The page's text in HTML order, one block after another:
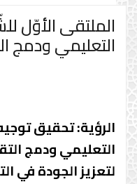
الملتقى الأوّل
التعليمي ودمج
الرؤية: تحقيق
التعليمي ودمج
لتعزيز الجودة في